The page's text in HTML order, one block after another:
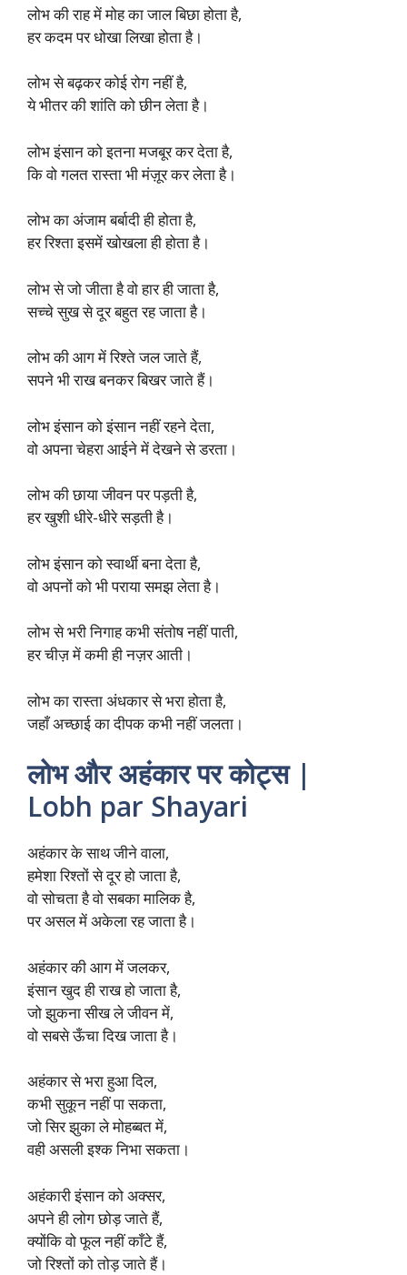
लोभ की राह में मोह का जाल बिछा होता है,
हर कदम पर धोखा लिखा होता है।
लोभ से बढ़कर कोई रोग नहीं है,
ये भीतर की शांति को छीन लेता है।
लोभ इंसान को इतना मजबूर कर देता है,
कि वो गलत रास्ता भी मंज़ूर कर लेता है।
लोभ का अंजाम बर्बादी ही होता है,
हर रिश्ता इसमें खोखला ही होता है।
लोभ से जो जीता है वो हार ही जाता है,
सच्चे सुख से दूर बहुत रह जाता है।
लोभ की आग में रिश्ते जल जाते हैं,
सपने भी राख बनकर बिखर जाते हैं।
लोभ इंसान को इंसान नहीं रहने देता,
वो अपना चेहरा आईने में देखने से डरता।
लोभ की छाया जीवन पर पड़ती है,
हर खुशी धीरे-धीरे सड़ती है।
लोभ इंसान को स्वार्थी बना देता है,
वो अपनों को भी पराया समझ लेता है।
लोभ से भरी निगाह कभी संतोष नहीं पाती,
हर चीज़ में कमी ही नज़र आती।
लोभ का रास्ता अंधकार से भरा होता है,
जहाँ अच्छाई का दीपक कभी नहीं जलता।
लोभ और अहंकार पर कोट्स |
Lobh par Shayari
अहंकार के साथ जीने वाला,
हमेशा रिश्तों से दूर हो जाता है,
वो सोचता है वो सबका मालिक है,
पर असल में अकेला रह जाता है।
अहंकार की आग में जलकर,
इंसान खुद ही राख हो जाता है,
जो झुकना सीख ले जीवन में,
वो सबसे ऊँचा दिख जाता है।
अहंकार से भरा हुआ दिल,
कभी सुकून नहीं पा सकता,
जो सिर झुका ले मोहब्बत में,
वही असली इश्क निभा सकता।
अहंकारी इंसान को अक्सर,
अपने ही लोग छोड़ जाते हैं,
क्योंकि वो फूल नहीं काँटे हैं,
जो रिश्तों को तोड़ जाते हैं।